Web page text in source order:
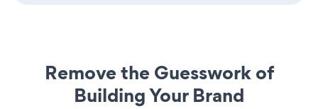
Remove the Guesswork of
Building Your Brand